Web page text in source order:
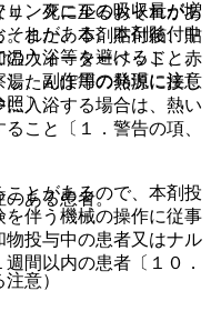
、死に至るおそれがあ
また、本剤貼付後、貼
ウォーターベッド、赤
たんぽ等の熱源に接し
入浴する場合は、熱い
こと〔１．警告の項、
とがあるので、本剤投
伴う機械の操作に従事
意）
ンタニルの吸収量が増
れがある。本剤貼付中
入浴等を避けること。
、副作用の発現に注意
照〕。
ある患者。
投与中の患者又はナル
間以内の患者〔１０．